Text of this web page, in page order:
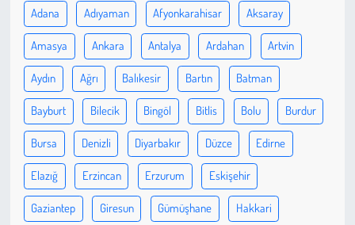
Adana Adıyaman Afyonkarahisar Aksaray
Amasya Ankara Antalya Ardahan Artvin
Aydın Ağrı Balıkesir Bartın Batman
Bayburt Bilecik Bingöl Bitlis Bolu Burdur
Bursa Denizli Diyarbakır Düzce Edirne
Elazığ Erzincan Erzurum Eskişehir
Gaziantep Giresun Gümüşhane Hakkari
Çevre
Galeri
Günün İçinden
Vefat İlanları
Tarih